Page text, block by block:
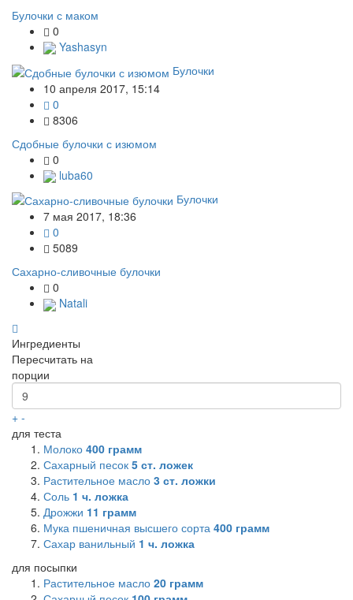
Булочки с маком
0
Yashasyn
Булочки
10 апреля 2017, 15:14
0
8306
Сдобные булочки с изюмом
0
luba60
Булочки
7 мая 2017, 18:36
0
5089
Сахарно-сливочные булочки
0
Natali
Ингредиенты
Пересчитать на
порции
+ -
для теста
Молоко 400 грамм
Сахарный песок 5 ст. ложек
Растительное масло 3 ст. ложки
Соль 1 ч. ложка
Дрожжи 11 грамм
Мука пшеничная высшего сорта 400 грамм
Сахар ванильный 1 ч. ложка
для посыпки
Растительное масло 20 грамм